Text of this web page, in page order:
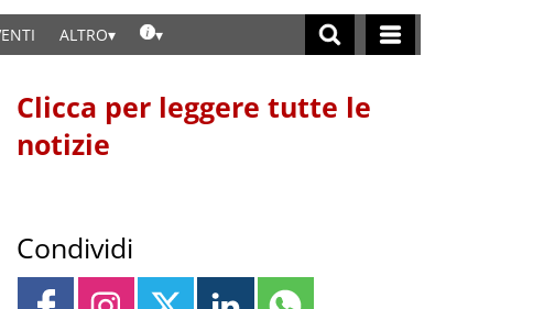
ALTRO
Clicca per leggere tutte le
notizie
Condividi